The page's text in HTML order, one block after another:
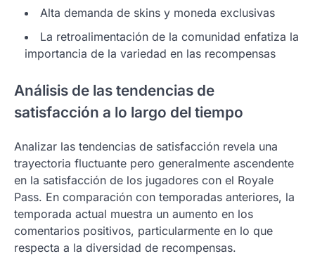
Alta demanda de skins y moneda exclusivas
La retroalimentación de la comunidad enfatiza la
importancia de la variedad en las recompensas
Análisis de las tendencias de
satisfacción a lo largo del tiempo
Analizar las tendencias de satisfacción revela una
trayectoria fluctuante pero generalmente ascendente
en la satisfacción de los jugadores con el Royale
Pass. En comparación con temporadas anteriores, la
temporada actual muestra un aumento en los
comentarios positivos, particularmente en lo que
respecta a la diversidad de recompensas.